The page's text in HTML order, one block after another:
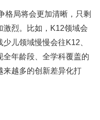
格局将会更加清晰，只剩
激烈。比如，K12领域会
儿领域慢慢会往K12、
年龄段、全学科覆盖的
来越多的创新差异化打